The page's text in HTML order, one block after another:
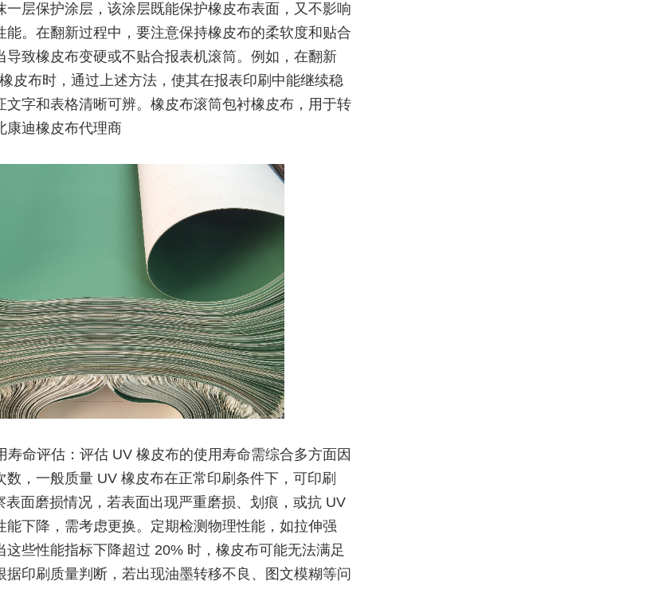
一层保护涂层，该涂层既能保护橡皮布表面，又不影响
能。在翻新过程中，要注意保持橡皮布的柔软度和贴合
导致橡皮布变硬或不贴合报表机滚筒。例如，在翻新
皮布时，通过上述方法，使其在报表印刷中能继续稳
文字和表格清晰可辨。橡皮布滚筒包衬橡皮布，用于转
康迪橡皮布代理商
寿命评估：评估 UV 橡皮布的使用寿命需综合多方面因
数，一般质量 UV 橡皮布在正常印刷条件下，可印刷
表面磨损情况，若表面出现严重磨损、划痕，或抗 UV
能下降，需考虑更换。定期检测物理性能，如拉伸强
这些性能指标下降超过 20% 时，橡皮布可能无法满足
据印刷质量判断，若出现油墨转移不良、图文模糊等问